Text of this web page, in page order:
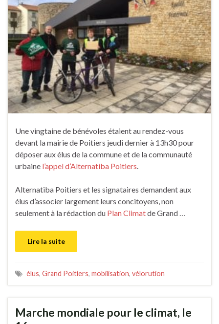
Une vingtaine de bénévoles étaient au rendez-vous
devant la mairie de Poitiers jeudi dernier à 13h30 pour
déposer aux élus de la commune et de la communauté
urbaine l’appel d’Alternatiba Poitiers
Alternatiba Poitiers et les signataires demandent aux
élus d’associer largement leurs concitoyens, non
seulement à la rédaction du Plan Climatde Grand …
Lire la suite
élus, Grand Poitiers, mobilisation, vélorution
Marche mondiale pour le climat, le